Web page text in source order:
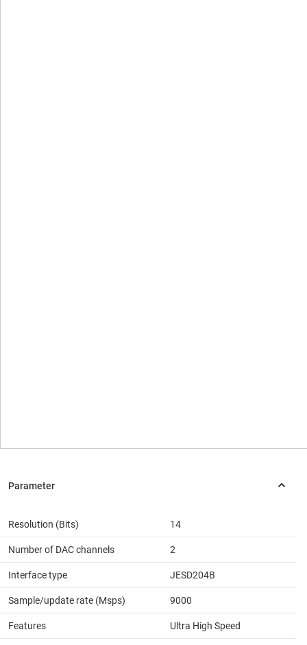
Resolution (Bits) 14
Number of DAC channels 2
Interface type JESD204B
Sample/update rate (Msps) 9000
Features Ultra High Speed